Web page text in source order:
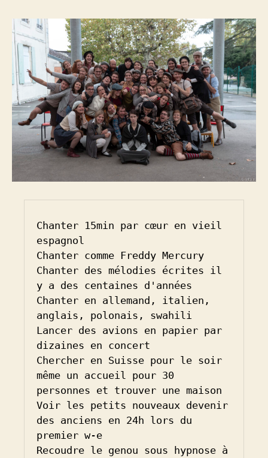
Chanter 15min par cœur en vieil
espagnol
Chanter comme Freddy Mercury
Chanter des mélodies écrites il
y a des centaines d'années
Chanter en allemand, italien,
anglais, polonais, swahili
Lancer des avions en papier par
dizaines en concert
Chercher en Suisse pour le soir
même un accueil pour 30
personnes et trouver une maison
Voir les petits nouveaux devenir
des anciens en 24h lors du
premier w-e
Recoudre le genou sous hypnose à